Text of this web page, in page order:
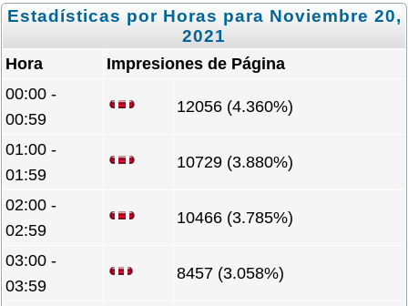
Estadísticas por Horas para Noviembre 20,
2021
Hora
Impresiones de Página
00:00 -
00:59
12056 (4.360%)
01:00 -
01:59
10729 (3.880%)
02:00 -
02:59
10466 (3.785%)
03:00 -
03:59
8457 (3.058%)